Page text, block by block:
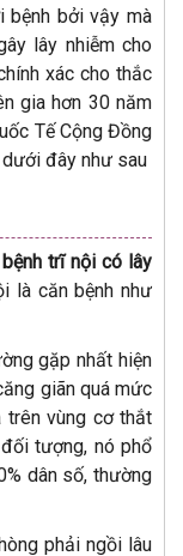
bệnh bởi vậy mà
lây nhiễm cho
xác cho thắc
gia hơn 30 năm
Tế Cộng Đồng
đây như sau
bệnh trĩ nội có lây
là căn bệnh như
gặp nhất hiện
giãn quá mức
trên vùng cơ thắt
tượng, nó phổ
dân số, thường
phải ngồi lâu